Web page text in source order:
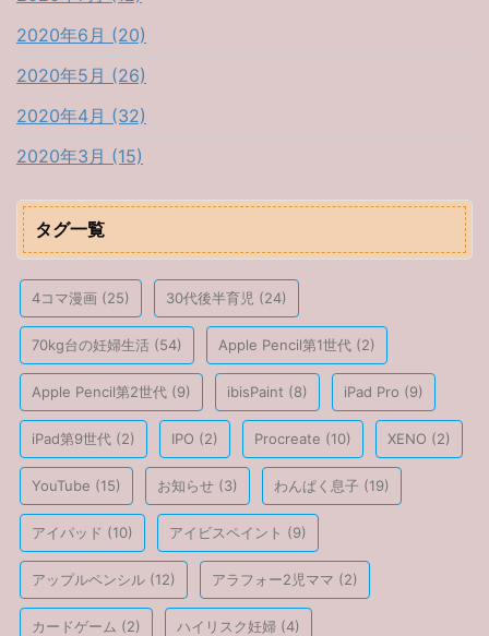
2020年6月 (20)
2020年5月 (26)
2020年4月 (32)
2020年3月 (15)
タグ一覧
4コマ漫画 (25) 30代後半育児 (24)
70kg台の妊婦生活 (54) Apple Pencil第1世代 (2)
Apple Pencil第2世代 (9) ibisPaint (8) iPad Pro (9)
iPad第9世代 (2) IPO (2) Procreate (10) XENO (2)
YouTube (15) お知らせ (3) わんぱく息子 (19)
アイパッド (10) アイビスペイント (9)
アップルペンシル (12) アラフォー2児ママ (2)
カードゲーム (2) ハイリスク妊婦 (4)